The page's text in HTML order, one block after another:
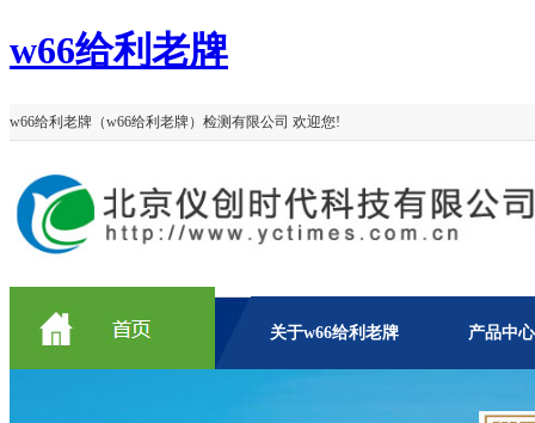
w66给利老牌
w66给利老牌（w66给利老牌）检测有限公司 欢迎您!
关于w66给利老牌 产品中心